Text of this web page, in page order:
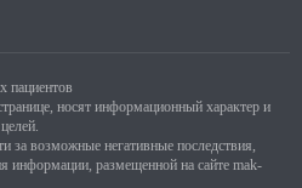
пациентов
носят информационный характер и
возможные негативные последствия,
информации, размещенной на сайте mak-